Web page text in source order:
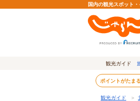
国内の観光スポット
観光ガイド
ポイントがたま
観光ガイド ＞